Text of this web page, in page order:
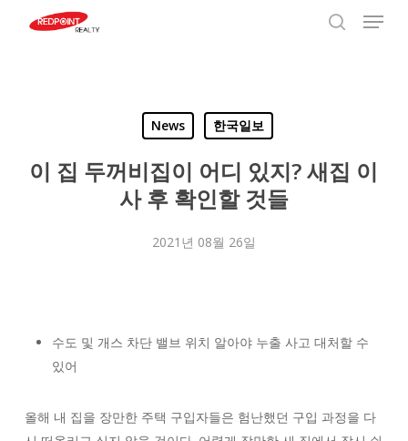
Menu
News 한국일보
이 집 두꺼비집이 어디 있지? 새집 이
사 후 확인할 것들
2021년 08월 26일
수도 및 개스 차단 밸브 위치 알아야 누출 사고 대처할 수
있어
올해 내 집을 장만한 주택 구입자들은 험난했던 구입 과정을 다